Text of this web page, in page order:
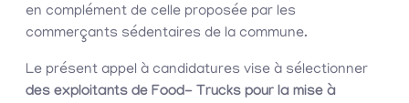
en complément de celle proposée par les
commerçants sédentaires de la commune.
Le présent appel à candidatures vise à sélectionner
des exploitants de Food- Trucks pour la mise à